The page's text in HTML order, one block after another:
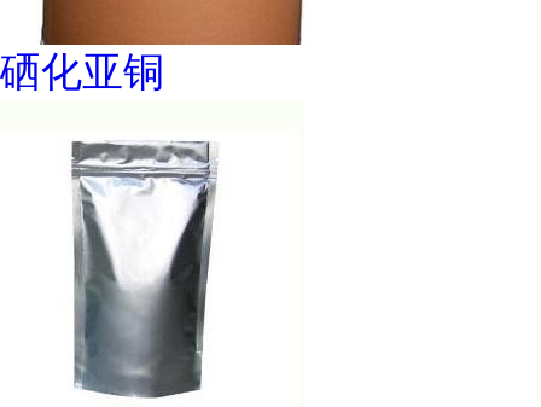
硒化亚铜